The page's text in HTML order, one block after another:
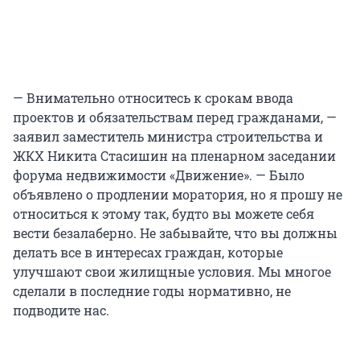
— Внимательно относитесь к срокам ввода
проектов и обязательствам перед гражданами, —
заявил заместитель министра строительства и
ЖКХ Никита Стасишин на пленарном заседании
форума недвижимости «Движение». — Было
объявлено о продлении моратория, но я прошу не
относиться к этому так, будто вы можете себя
вести безалаберно. Не забывайте, что вы должны
делать все в интересах граждан, которые
улучшают свои жилищные условия. Мы многое
сделали в последние годы нормативно, не
подводите нас.